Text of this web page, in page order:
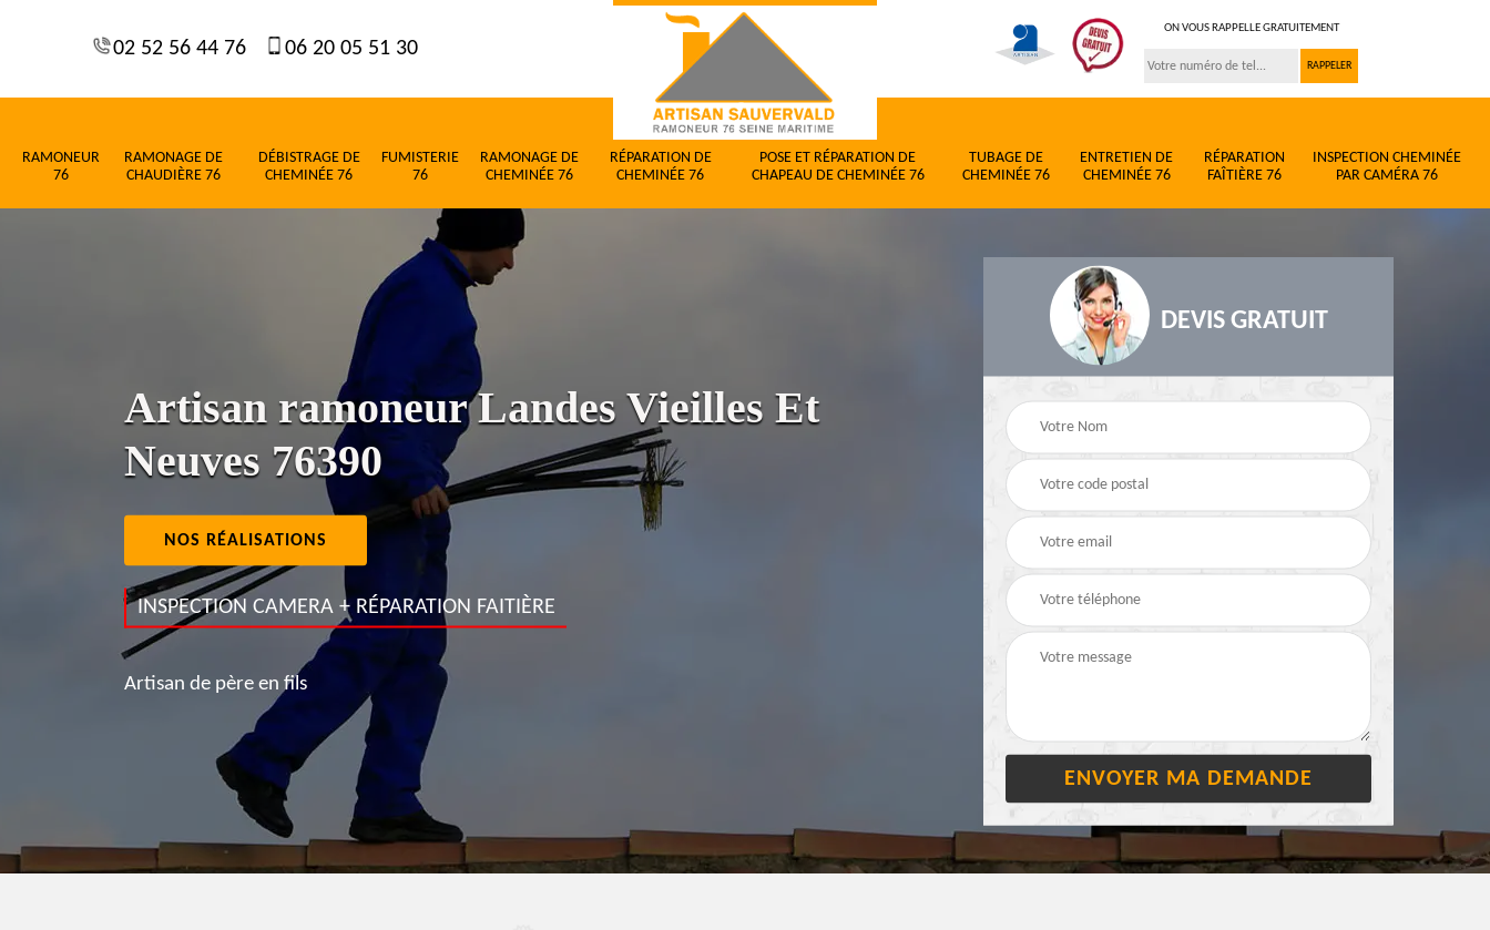
02 52 56 44 76 06 20 05 51 30
ON VOUS RAPPELLE GRATUITEMENT
RAMONEUR
76
RAMONAGE DE
CHAUDIÈRE 76
DÉBISTRAGE DE
CHEMINÉE 76
FUMISTERIE
76
RAMONAGE DE
CHEMINÉE 76
RÉPARATION DE
CHEMINÉE 76
POSE ET RÉPARATION DE
CHAPEAU DE CHEMINÉE 76
TUBAGE DE
CHEMINÉE 76
ENTRETIEN DE
CHEMINÉE 76
RÉPARATION
FAÎTIÈRE 76
INSPECTION CHEMINÉE
PAR CAMÉRA 76
Artisan ramoneur Landes Vieilles Et
Neuves 76390
NOS RÉALISATIONS
INSPECTION CAMERA + RÉPARATION FAITIÈRE
Artisan de père en fils
DEVIS GRATUIT